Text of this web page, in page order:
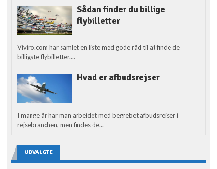
Sådan finder du billige
flybilletter
Viviro.com har samlet en liste med gode råd til at finde de
billigste flybilletter....
Hvad er afbudsrejser
I mange år har man arbejdet med begrebet afbudsrejser i
rejsebranchen, men findes de...
UDVALGTE